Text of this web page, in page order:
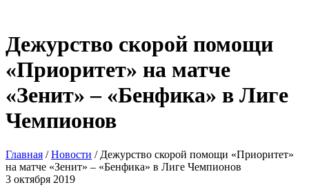
Дежурство скорой помощи
«Приоритет» на матче
«Зенит» – «Бенфика» в Лиге
Чемпионов
Главная /Новости / Дежурство скорой помощи «Приоритет»
на матче «Зенит» – «Бенфика» в Лиге Чемпионов
3 октября 2019